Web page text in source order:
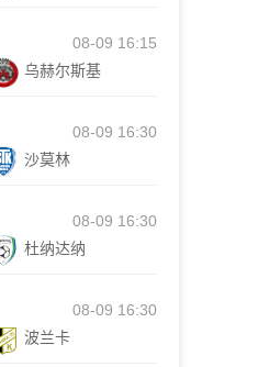
08-09 16:15
乌赫尔斯基
08-09 16:30
沙莫林
08-09 16:30
杜纳达纳
08-09 16:30
波兰卡